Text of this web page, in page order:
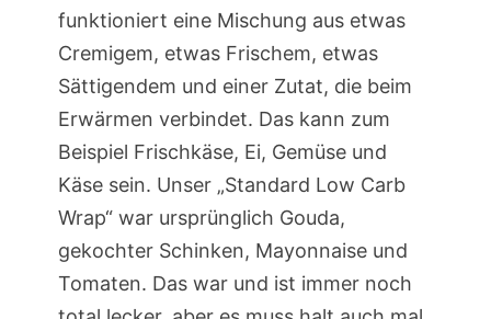
funktioniert eine Mischung aus etwas
Cremigem, etwas Frischem, etwas
Sättigendem und einer Zutat, die beim
Erwärmen verbindet. Das kann zum
Beispiel Frischkäse, Ei, Gemüse und
Käse sein. Unser „Standard Low Carb
Wrap“ war ursprünglich Gouda,
gekochter Schinken, Mayonnaise und
Tomaten. Das war und ist immer noch